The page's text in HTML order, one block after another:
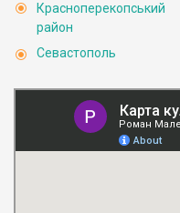
Красноперекопський
район
Севастополь